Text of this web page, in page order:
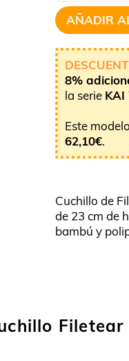
AÑADIR
8%
la serie KAI
Este
62,10€.
Cuchillo de
de 23 cm de
bambú y
Filetear